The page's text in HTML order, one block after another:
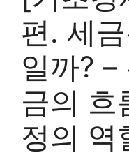
편. 세
일까? –
금의 흐
정의 역